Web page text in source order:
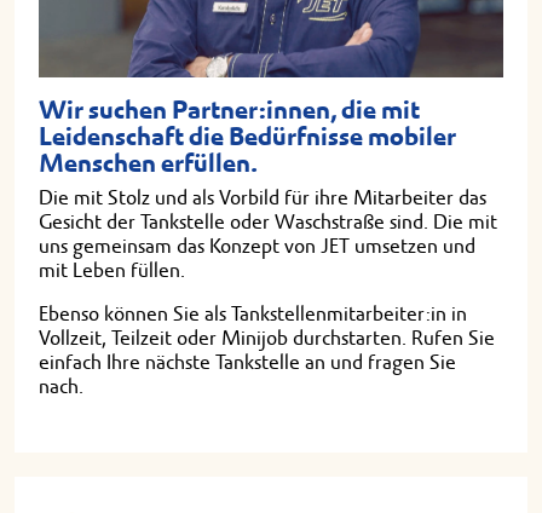
Wir suchen Partner:innen, die mit
Leidenschaft die Bedürfnisse mobiler
Menschen erfüllen.
Die mit Stolz und als Vorbild für ihre Mitarbeiter das
Gesicht der Tankstelle oder Waschstraße sind. Die mit
uns gemeinsam das Konzept von JET umsetzen und
mit Leben füllen.
Ebenso können Sie als Tankstellenmitarbeiter:in in
Vollzeit, Teilzeit oder Minijob durchstarten. Rufen Sie
einfach Ihre nächste Tankstelle an und fragen Sie
nach.